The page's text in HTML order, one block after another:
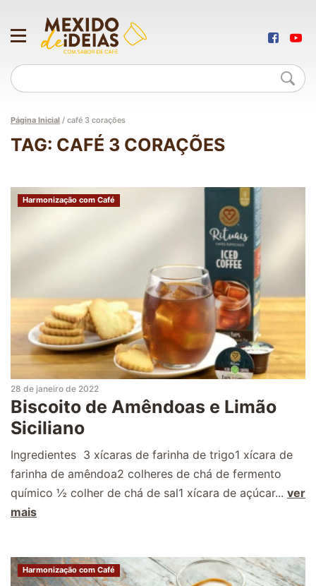
Página Inicial / café 3 corações
TAG: CAFÉ 3 CORAÇÕES
Harmonização com Café
28 de janeiro de 2022
Biscoito de Amêndoas e Limão
Siciliano
Ingredientes 3 xícaras de farinha de trigo1 xícara de
farinha de amêndoa2 colheres de chá de fermento
químico ½ colher de chá de sal1 xícara de açúcar... ver
mais
Harmonização com Café